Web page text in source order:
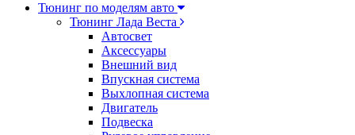
Тюнинг по моделям авто
Тюнинг Лада Веста
Автосвет
Аксессуары
Внешний вид
Впускная система
Выхлопная система
Двигатель
Подвеска